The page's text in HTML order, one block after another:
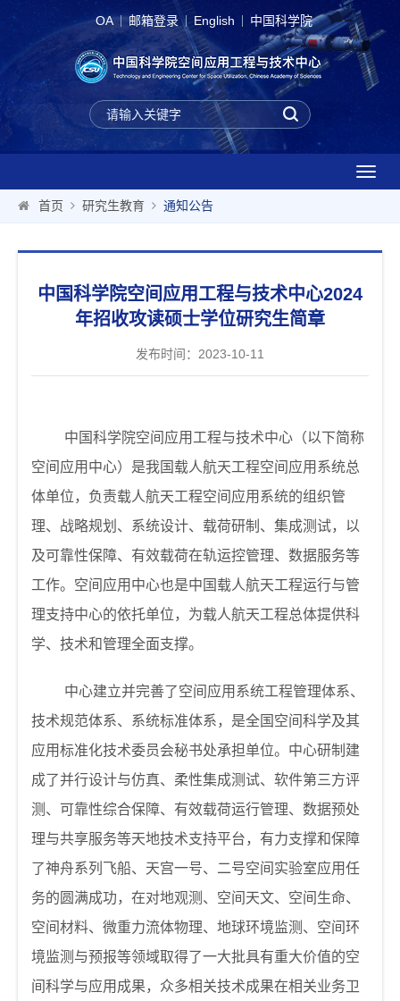
OA 邮箱登录 English 中国科学院
T
o
l
首页 研究生教育 通知公告
中国科学院空间应用工程与技术中心2024
年招收攻读硕士学位研究生简章
发布时间：2023-10-11
中国科学院空间应用工程与技术中心（以下简称
空间应用中心）是我国载人航天工程空间应用系统总
体单位，负责载人航天工程空间应用系统的组织管
理、战略规划、系统设计、载荷研制、集成测试，以
及可靠性保障、有效载荷在轨运控管理、数据服务等
工作。空间应用中心也是中国载人航天工程运行与管
理支持中心的依托单位，为载人航天工程总体提供科
学、技术和管理全面支撑。
中心建立并完善了空间应用系统工程管理体系、
技术规范体系、系统标准体系，是全国空间科学及其
应用标准化技术委员会秘书处承担单位。中心研制建
成了并行设计与仿真、柔性集成测试、软件第三方评
测、可靠性综合保障、有效载荷运行管理、数据预处
理与共享服务等天地技术支持平台，有力支撑和保障
了神舟系列飞船、天宫一号、二号空间实验室应用任
务的圆满成功，在对地观测、空间天文、空间生命、
空间材料、微重力流体物理、地球环境监测、空间环
境监测与预报等领域取得了一大批具有重大价值的空
间科学与应用成果，众多相关技术成果在相关业务卫